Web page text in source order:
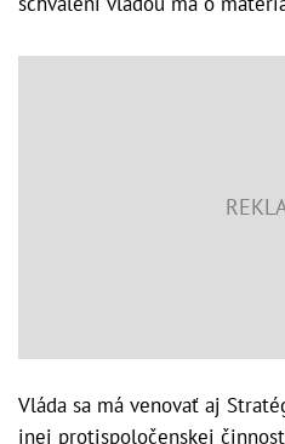
Vláda sa má venovať aj
inej protispoločenskej